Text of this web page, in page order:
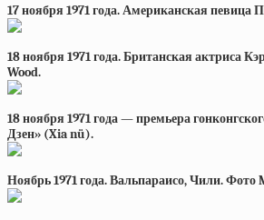
17 ноября 1971 года. Американская певица
18 ноября 1971 года. Британская актриса
Wood.
18 ноября 1971 года — премьера
Дзен» (Xia nü).
Ноябрь 1971 года. Вальпараисо, Чили. Фото